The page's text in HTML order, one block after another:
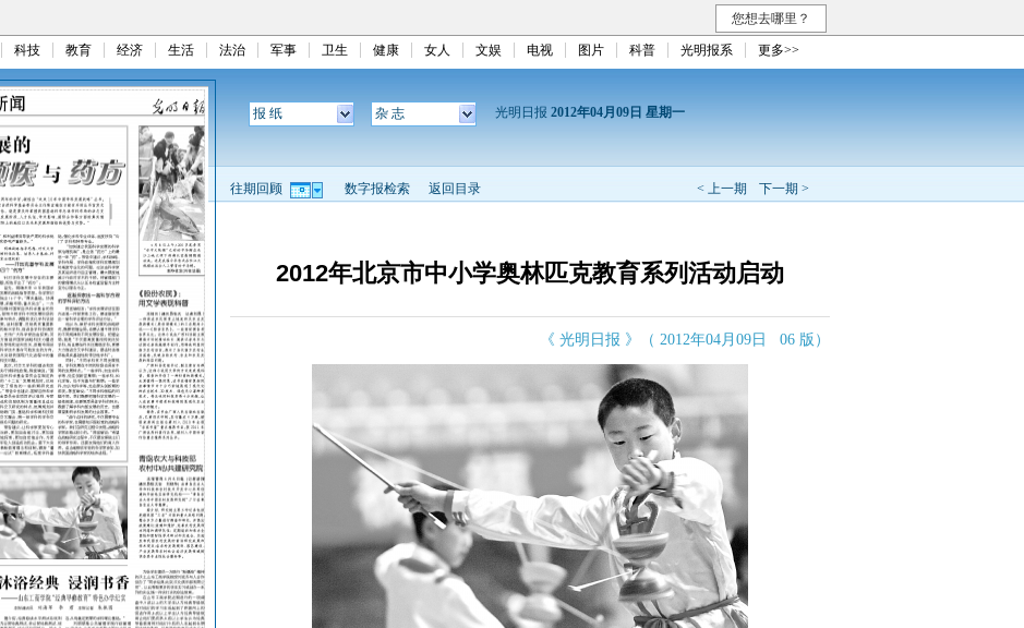
您想去哪里？
科技 教育 经济 生活 法治 军事 卫生 健康 女人 文娱 电视 图片 科普 光明报系 更多>>
报 纸 杂 志 光明日报 2012年04月09日 星期一
< 上一期 下一期 >
往期回顾 数字报检索 返回目录
2012年北京市中小学奥林匹克教育系列活动启动
《 光明日报 》（ 2012年04月09日 06 版）